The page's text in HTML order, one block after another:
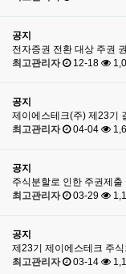
공지
전자증권 전환 대상 주권
최고관리자
12-18
공지
제이에스테크(주) 제23기
최고관리자
04-04
공지
주식분할로 인한 주권제
최고관리자
03-29
공지
제23기 제이에스테크 주
최고관리자
03-14